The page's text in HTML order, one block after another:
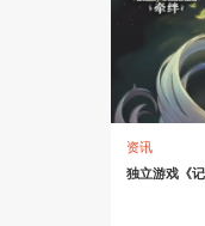
资讯
独立游戏《